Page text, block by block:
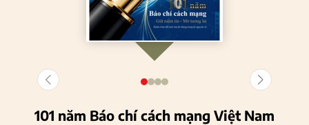
101 năm Báo chí cách mạng Việt Nam